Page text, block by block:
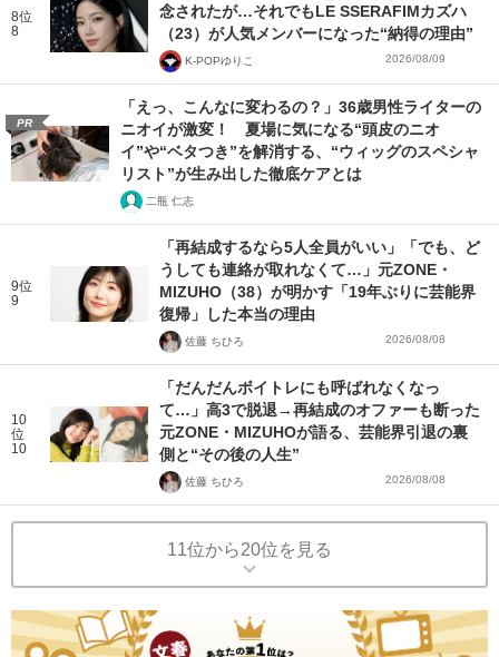
8位
8
念されたが…それでもLE SSERAFIMカズハ
（23）が人気メンバーになった“納得の理由”
K-POPゆりこ 2026/08/09
PR
「えっ、こんなに変わるの？」36歳男性ライターの
ニオイが激変！ 夏場に気になる“頭皮のニオ
イ”や“ベタつき”を解消する、“ウィッグのスペシャ
リスト”が生み出した徹底ケアとは
二瓶 仁志
9位
9
「再結成するなら5人全員がいい」「でも、ど
うしても連絡が取れなくて…」元ZONE・
MIZUHO（38）が明かす「19年ぶりに芸能界
復帰」した本当の理由
佐藤 ちひろ 2026/08/08
10
位
10
「だんだんボイトレにも呼ばれなくなっ
て…」高3で脱退→再結成のオファーも断った
元ZONE・MIZUHOが語る、芸能界引退の裏
側と“その後の人生”
佐藤 ちひろ 2026/08/08
11位から20位を見る